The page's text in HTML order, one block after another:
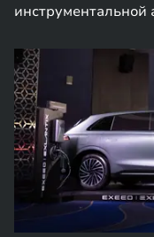
инструментальной